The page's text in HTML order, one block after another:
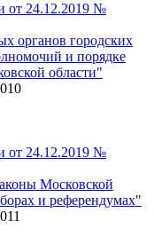
от 24.12.2019 №
органов городских
и порядке
области"
от 24.12.2019 №
Московской
и референдумах"